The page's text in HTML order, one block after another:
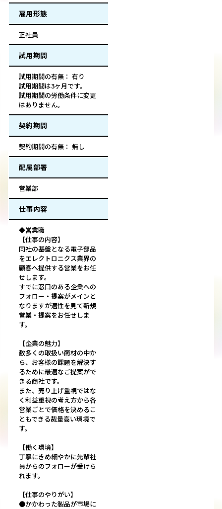
雇用形態
正社員
試用期間
試用期間の有無： 有り
試用期間は3ヶ月です。
試用期間の労働条件に変更
はありません。
契約期間
契約期間の有無： 無し
配属部署
営業部
仕事内容
◆営業職
【仕事の内容】
同社の基盤となる電子部品
をエレクトロニクス業界の
顧客へ提供する営業をお任
せします。
すでに窓口のある企業への
フォロー・提案がメインと
なりますが適性を見て新規
営業・提案をお任せしま
す。
【企業の魅力】
数多くの取扱い商材の中か
ら、お客様の課題を解決す
るために最適なご提案がで
きる商社です。
また、売り上げ重視ではな
く利益重視の考え方から各
営業ごとで価格を決めるこ
ともできる裁量高い環境で
す。
【働く環境】
丁寧にきめ細やかに先輩社
員からのフォローが受けら
れます。
【仕事のやりがい】
●かかわった製品が市場に